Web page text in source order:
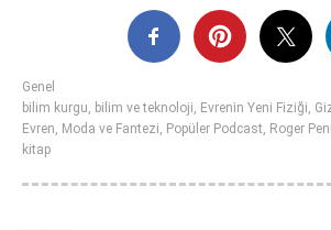
Genel
bilim kurgu, bilim ve teknoloji, Evrenin Yeni Fiziği,
Evren, Moda ve Fantezi, Popüler Podcast, Roger
kitap